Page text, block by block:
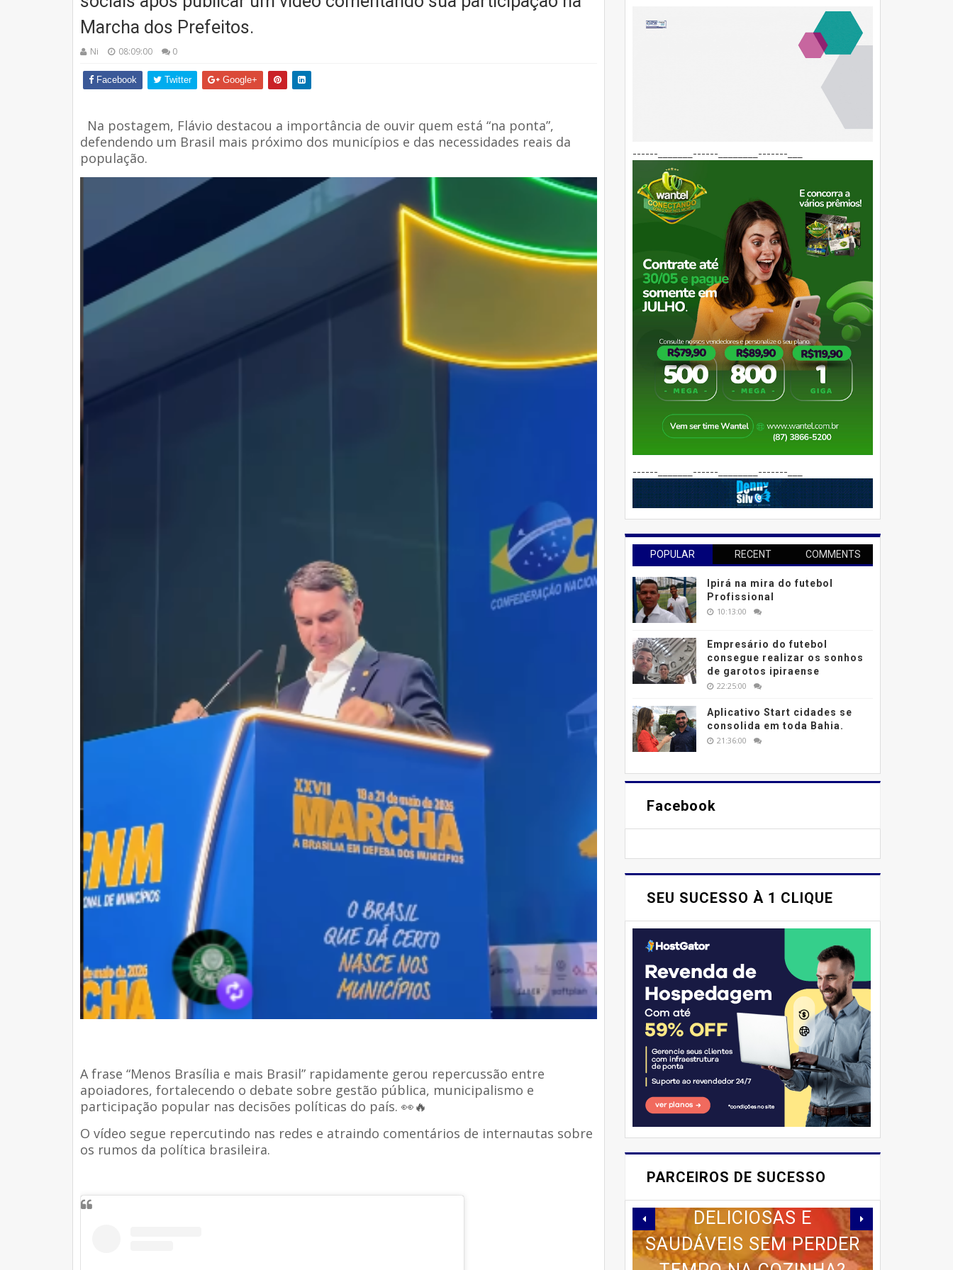
Marcha dos Prefeitos.
Ni 08:09:00 0
Facebook Twitter Google+
Na postagem, Flávio destacou a importância de ouvir quem está “na ponta”,
defendendo um Brasil mais próximo dos municípios e das necessidades reais da
população.
A frase “Menos Brasília e mais Brasil” rapidamente gerou repercussão entre
apoiadores, fortalecendo o debate sobre gestão pública, municipalismo e
participação popular nas decisões políticas do país. 👀🔥
O vídeo segue repercutindo nas redes e atraindo comentários de internautas sobre
os rumos da política brasileira.
------_______------________-------___
------_______------________-------___
POPULAR RECENT COMMENTS
Ipirá na mira do futebol
Profissional
10:13:00
Empresário do futebol
consegue realizar os sonhos
de garotos ipiraense
22:25:00
Aplicativo Start cidades se
consolida em toda Bahia.
21:36:00
Facebook
SEU SUCESSO À 1 CLIQUE
PARCEIROS DE SUCESSO
E AÍ, PESSOAL! VOCÊ JÁ
DELICIOSAS E
SAUDÁVEIS ​​SEM PERDER